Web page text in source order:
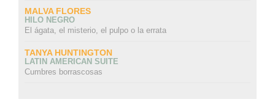
MALVA FLORES
HILO NEGRO
El ágata, el misterio, el pulpo o la errata
TANYA HUNTINGTON
LATIN AMERICAN SUITE
Cumbres borrascosas